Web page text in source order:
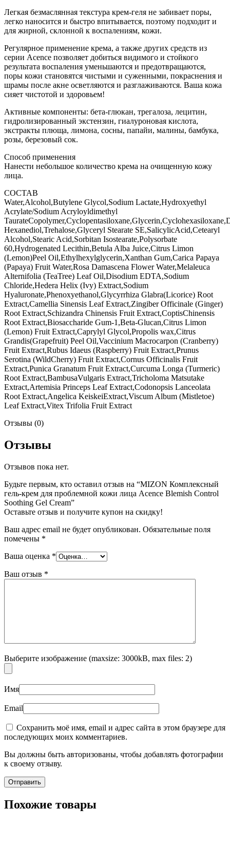
Легкая безмаслянная текстура крем-геля не забивает поры,
легко наносится и быстро впитывается, поэтому подходит и
для жирной, склонной к воспалениям, кожи.
Регулярное применение крема, а также других средств из
серии Acence позволяет добиться видимого и стойкого
результата воспаления уменьшаются и предотвращаются,
поры кожи становятся чистыми и суженными, покраснения и
шрамы после акне осветляются и разглаживаются. Ваша кожа
сияет чистотой и здоровьем!
Активные компоненты: бета-глюкан, трегалоза, лецитин,
гидролизированный экстензин, гиалуроновая кислота,
экстракты плюща, лимона, сосны, папайи, малины, бамбука,
розы, березовый сок.
Способ применения
Нанести небольшое количество крема на очищенную кожу
лица.
СОСТАВ
Water,Alcohol,Butylene Glycol,Sodium Lactate,Hydroxyethyl
Acrylate/Sodium Acryloyldimethyl
Hexanediol,Trehalose,Glyceryl Stearate SE,SalicylicAcid,Cetearyl
Alcohol,Stearic Acid,Sorbitan Isostearate,Polysorbate
60,Hydrogenated Lecithin,Betula Alba Juice,Citrus Limon
(Lemon)Peel Oil,Ethylhexylglycerin,Xanthan Gum,Carica Papaya
(Papaya) Fruit Water,Rosa Damascena Flower Water,Melaleuca
Alternifolia (TeaTree) Leaf Oil,Disodium EDTA,Sodium
Chloride,Hedera Helix (Ivy) Extract,Sodium
Hyaluronate,Phenoxyethanol,Glycyrrhiza Glabra(Licorice) Root
Extract,Camellia Sinensis Leaf Extract,Zingiber Officinale (Ginger)
Root Extract,Schizandra Chinensis Fruit Extract,CoptisChinensis
Root Extract,Biosaccharide Gum-1,Beta-Glucan,Citrus Limon
(Lemon) Fruit Extract,Caprylyl Glycol,Propolis wax,Citrus
Grandis(Grapefruit) Peel Oil,Vaccinium Macrocarpon (Cranberry)
Fruit Extract,Rubus Idaeus (Raspberry) Fruit Extract,Prunus
Serotina (WildCherry) Fruit Extract,Cornus Officinalis Fruit
Extract,Punica Granatum Fruit Extract,Curcuma Longa (Turmeric)
Root Extract,BambusaVulgaris Extract,Tricholoma Matsutake
Extract,Artemisia Princeps Leaf Extract,Codonopsis Lanceolata
Root Extract,Angelica KeiskeiExtract,Viscum Album (Mistletoe)
Leaf Extract,Vitex Trifolia Fruit Extract
Отзывы (0)
Отзывы
Отзывов пока нет.
Будьте первым, кто оставил отзыв на “MIZON Комплексный
гель-крем для проблемной кожи лица Acence Blemish Control
Soothing Gel Cream”
Оставьте отзыв и получите купон на скидку!
Ваш адрес email не будет опубликован. Обязательные поля
помечены *
Ваша оценка *
Ваш отзыв *
Выберите изображение (maxsize: 3000kB, max files: 2)
Имя
Email
Сохранить моё имя, email и адрес сайта в этом браузере для
последующих моих комментариев.
Вы должны быть авторизованы, чтобы добавлять фотографии
к своему отзыву.
Похожие товары